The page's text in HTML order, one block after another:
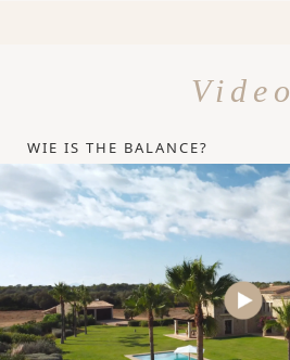
Video
WIE IS THE BALANCE?